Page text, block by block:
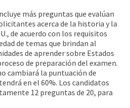
más preguntas que evalúan
acerca de la historia y la
de acuerdo con los requisitos
de temas que brindan al
de aprender sobre Estados
de preparación del examen.
cambiará la puntuación de
en el 60%. Los candidatos
12 preguntas de 20, para